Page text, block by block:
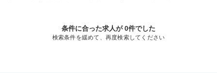
条件に合った求人が 0件でした
検索条件を緩めて、再度検索してください